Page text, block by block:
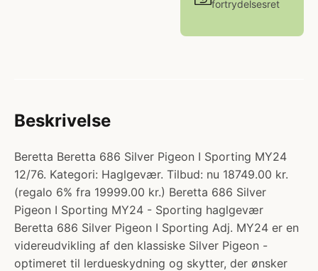
fortrydelsesret
Beskrivelse
Beretta Beretta 686 Silver Pigeon I Sporting MY24
12/76. Kategori: Haglgevær. Tilbud: nu 18749.00 kr.
(regalo 6% fra 19999.00 kr.) Beretta 686 Silver
Pigeon I Sporting MY24 - Sporting haglgevær
Beretta 686 Silver Pigeon I Sporting Adj. MY24 er en
videreudvikling af den klassiske Silver Pigeon -
optimeret til lerdueskydning og skytter, der ønsker